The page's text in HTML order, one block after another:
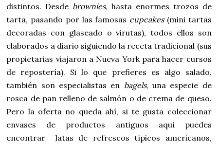
distintos. Desde brownies, hasta enormes trozos de
tarta, pasando por las famosas cupcakes (mini tartas
decoradas con glaseado o virutas), todos ellos son
elaborados a diario siguiendo la receta tradicional (sus
propietarias viajaron a Nueva York para hacer cursos
de repostería). Si lo que prefieres es algo salado,
también son especialistas en bagels, una especie de
rosca de pan relleno de salmón o de crema de queso.
Pero la oferta no queda ahí, si te gusta coleccionar
envases de productos antiguos aquí puedes
encontrar latas de refrescos típicos americanos,